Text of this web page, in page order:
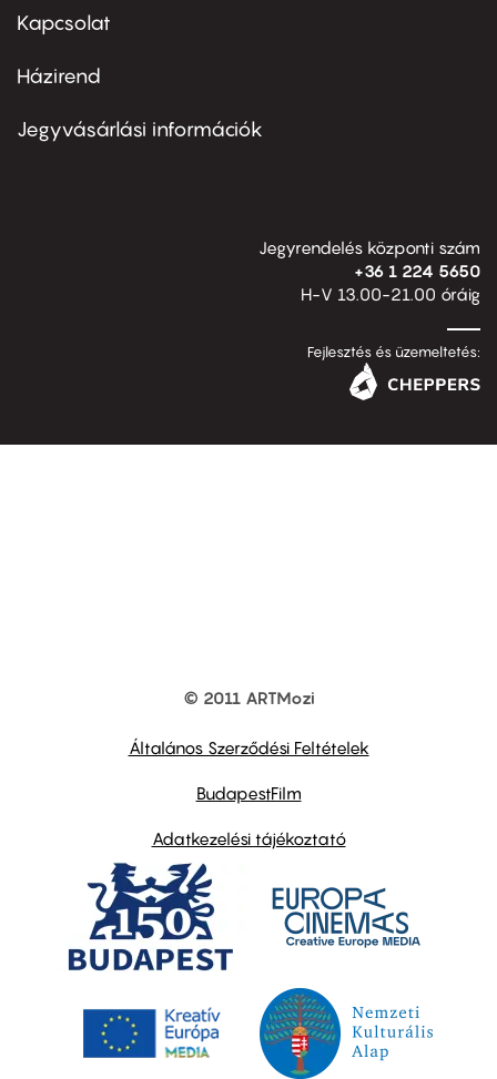
firstKapcsolat
Footer
second
Házirend
Jegyvásárlási információk
Jegyrendelés központi szám
+36 1 224 5650
H-V 13.00-21.00 óráig
Fejlesztés és üzemeltetés:
© 2011 ARTMozi
Általános Szerződési Feltételek
BudapestFilm
Adatkezelési tájékoztató